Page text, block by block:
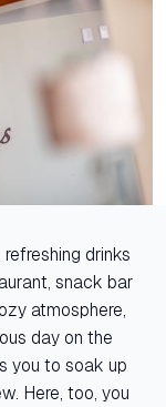
drinks
snack bar
atmosphere,
day on the
you to soak up
Here, too, you